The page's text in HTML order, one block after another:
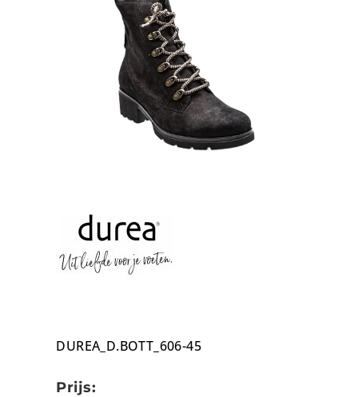
DUREA_D.BOTT_606-45
Prijs: